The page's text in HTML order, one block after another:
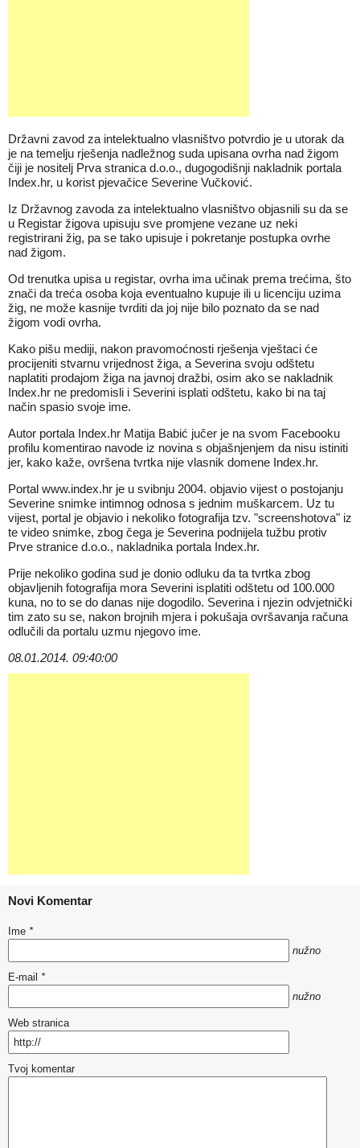
Državni zavod za intelektualno vlasništvo potvrdio je u utorak da
je na temelju rješenja nadležnog suda upisana ovrha nad žigom
čiji je nositelj Prva stranica d.o.o., dugogodišnji nakladnik portala
Index.hr, u korist pjevačice Severine Vučković.
Iz Državnog zavoda za intelektualno vlasništvo objasnili su da se
u Registar žigova upisuju sve promjene vezane uz neki
registrirani žig, pa se tako upisuje i pokretanje postupka ovrhe
nad žigom.
Od trenutka upisa u registar, ovrha ima učinak prema trećima, što
znači da treća osoba koja eventualno kupuje ili u licenciju uzima
žig, ne može kasnije tvrditi da joj nije bilo poznato da se nad
žigom vodi ovrha.
Kako pišu mediji, nakon pravomoćnosti rješenja vještaci će
procijeniti stvarnu vrijednost žiga, a Severina svoju odštetu
naplatiti prodajom žiga na javnoj dražbi, osim ako se nakladnik
Index.hr ne predomisli i Severini isplati odštetu, kako bi na taj
način spasio svoje ime.
Autor portala Index.hr Matija Babić jučer je na svom Facebooku
profilu komentirao navode iz novina s objašnjenjem da nisu istiniti
jer, kako kaže, ovršena tvrtka nije vlasnik domene Index.hr.
Portal www.index.hr je u svibnju 2004. objavio vijest o postojanju
Severine snimke intimnog odnosa s jednim muškarcem. Uz tu
vijest, portal je objavio i nekoliko fotografija tzv. "screenshotova" iz
te video snimke, zbog čega je Severina podnijela tužbu protiv
Prve stranice d.o.o., nakladnika portala Index.hr.
Prije nekoliko godina sud je donio odluku da ta tvrtka zbog
objavljenih fotografija mora Severini isplatiti odštetu od 100.000
kuna, no to se do danas nije dogodilo. Severina i njezin odvjetnički
tim zato su se, nakon brojnih mjera i pokušaja ovršavanja računa
odlučili da portalu uzmu njegovo ime.
08.01.2014. 09:40:00
Novi Komentar
Ime *
nužno
E-mail *
nužno
Web stranica
Tvoj komentar